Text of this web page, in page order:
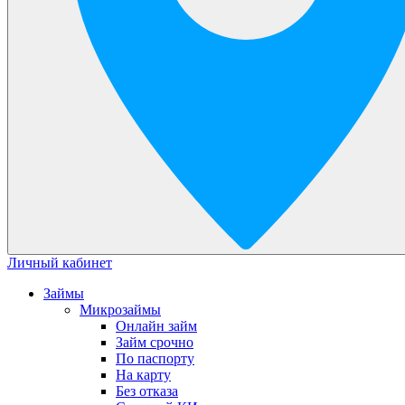
Личный кабинет
Займы
Микрозаймы
Онлайн займ
Займ срочно
По паспорту
На карту
Без отказа